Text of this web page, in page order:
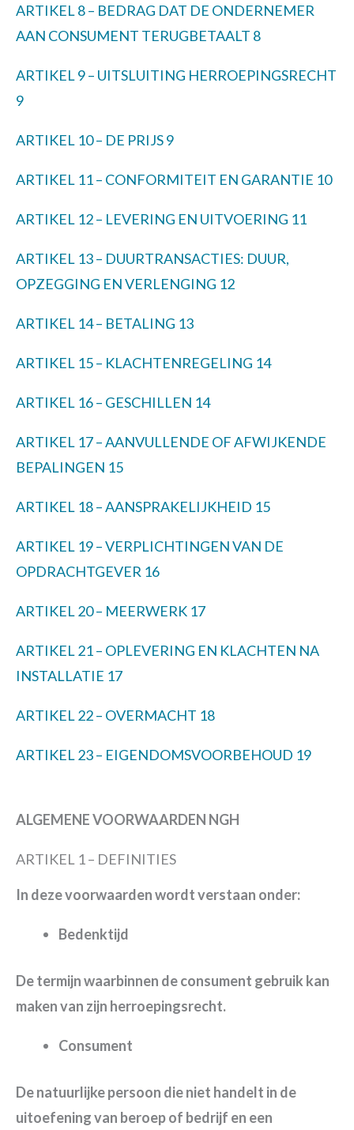
ARTIKEL 8 – BEDRAG DAT DE ONDERNEMER
AAN CONSUMENT TERUGBETAALT 8
ARTIKEL 9 – UITSLUITING HERROEPINGSRECHT
9
ARTIKEL 10 – DE PRIJS9
ARTIKEL 11 – CONFORMITEIT EN GARANTIE 10
ARTIKEL 12 – LEVERING EN UITVOERING 11
ARTIKEL 13 – DUURTRANSACTIES: DUUR,
OPZEGGING EN VERLENGING 12
ARTIKEL 14 – BETALING 13
ARTIKEL 15 – KLACHTENREGELING 14
ARTIKEL 16 – GESCHILLEN 14
ARTIKEL 17 – AANVULLENDE OF AFWIJKENDE
BEPALINGEN 15
ARTIKEL 18 – AANSPRAKELIJKHEID 15
ARTIKEL 19 – VERPLICHTINGEN VAN DE
OPDRACHTGEVER 16
ARTIKEL 20 – MEERWERK 17
ARTIKEL 21 – OPLEVERING EN KLACHTEN NA
INSTALLATIE 17
ARTIKEL 22 – OVERMACHT 18
ARTIKEL 23 – EIGENDOMSVOORBEHOUD 19
ALGEMENE VOORWAARDEN NGH
ARTIKEL 1 – DEFINITIES
In deze voorwaarden wordt verstaan onder:
Bedenktijd
De termijn waarbinnen de consument gebruik kan
maken van zijn herroepingsrecht.
Consument
De natuurlijke persoon die niet handelt in de
uitoefening van beroep of bedrijf en een